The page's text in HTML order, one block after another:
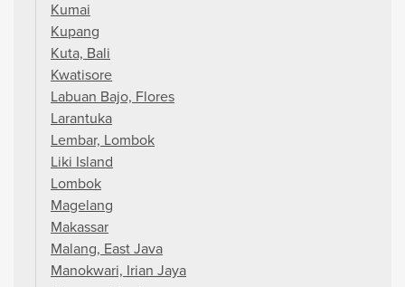
Kumai
Kupang
Kuta, Bali
Kwatisore
Labuan Bajo, Flores
Larantuka
Lembar, Lombok
Liki Island
Lombok
Magelang
Makassar
Malang, East Java
Manokwari, Irian Jaya